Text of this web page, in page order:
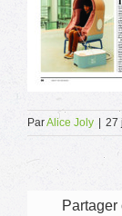
ParAlice Joly 27